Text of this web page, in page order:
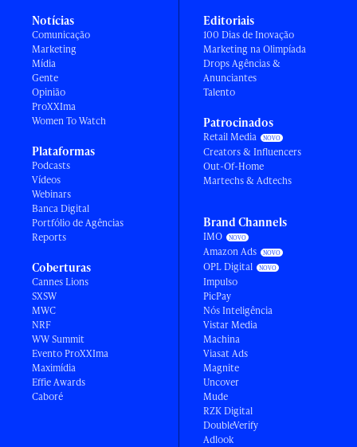
Notícias
Comunicação
Marketing
Mídia
Gente
Opinião
ProXXIma
Women To Watch
Plataformas
Podcasts
Vídeos
Webinars
Banca Digital
Portfólio de Agências
Reports
Coberturas
Cannes Lions
SXSW
MWC
NRF
WW Summit
Evento ProXXIma
Maximídia
Effie Awards
Caboré
Editoriais
100 Dias de Inovação
Marketing na Olimpíada
Drops Agências &
Anunciantes
Talento
Patrocinados
Retail Media
Creators & Influencers
Out-Of-Home
Martechs & Adtechs
Brand Channels
IMO
Amazon Ads
OPL Digital
Impulso
PicPay
Nós Inteligência
Vistar Media
Machina
Viasat Ads
Magnite
Uncover
Mude
RZK Digital
DoubleVerify
Adlook